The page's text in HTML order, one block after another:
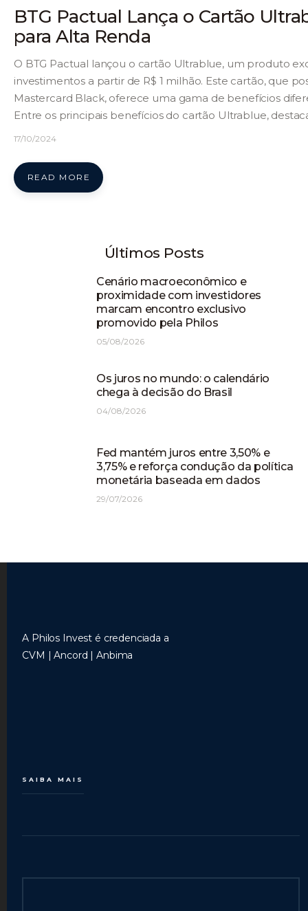
BTG Pactual Lança o Cartão
para Alta Renda
O BTG Pactual lançou o cartão Ultrablue, um produto
investimentos a partir de R$ 1 milhão. Este cartão, que
Mastercard Black, oferece uma gama de benefícios
Entre os principais benefícios do cartão Ultrablue,
17/10/2024
READ MORE
Últimos Posts
Cenário macroeconômico e
proximidade com investidores
marcam encontro exclusivo
promovido pela Philos
05/08/2026
Os juros no mundo: o calendário
chega à decisão do Brasil
04/08/2026
Fed mantém juros entre 3,50% e
3,75% e reforça condução da política
monetária baseada em dados
29/07/2026
A Philos Invest é credenciada a
CVM | Ancord | Anbima
SAIBA MAIS